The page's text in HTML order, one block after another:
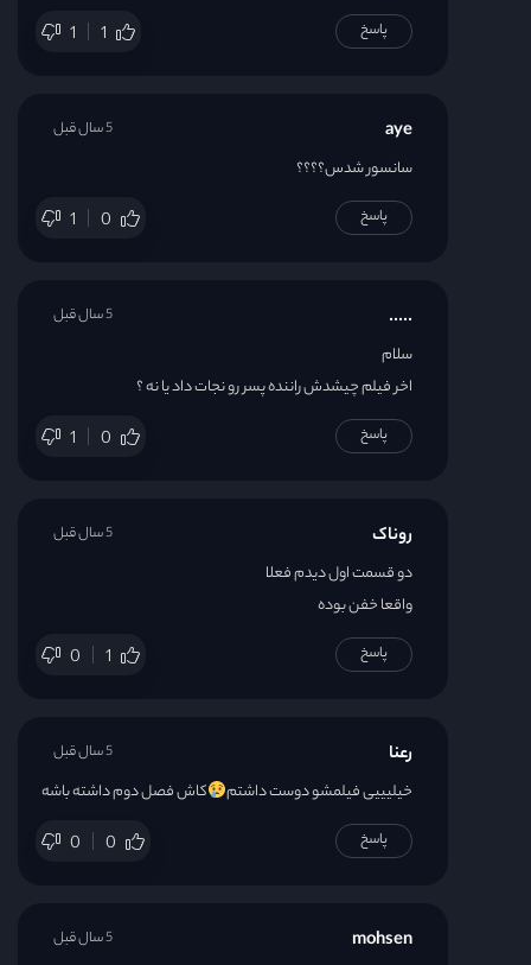
1 1 پاسخ
aye
سانسور شدس؟؟؟؟
1 0
5 سال قبل
پاسخ
.....
سلام
اخر فیلم چیشدش راننده پسر رو نجات داد یا نه ؟
1 0
5 سال قبل
پاسخ
روناک
دو قسمت اول دیدم فعلا
واقعا خفن بوده
0 1
5 سال قبل
پاسخ
رعنا
خیلیییی فیلمشو دوست داشتم کاش فصل دوم داشته باشه
0 0
5 سال قبل
پاسخ
mohsen 5 سال قبل